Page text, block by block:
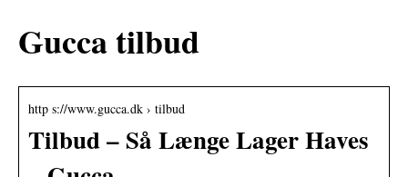
Gucca tilbud
http s://www.gucca.dk › tilbud
Tilbud – Så Længe Lager Haves